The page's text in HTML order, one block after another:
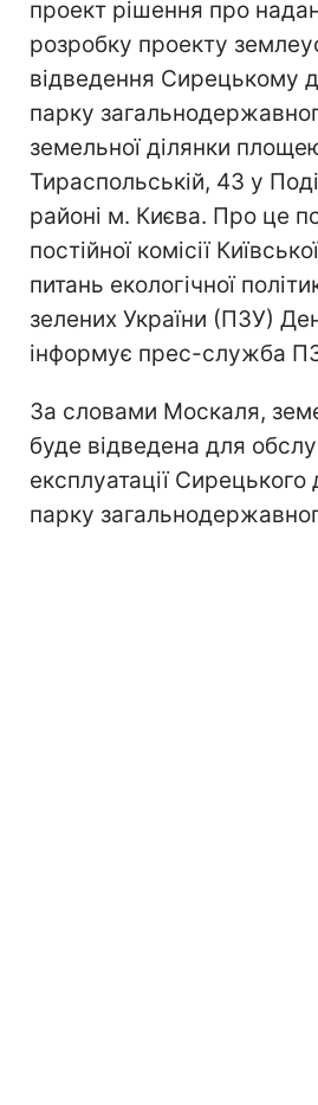
проект рішення про
розробку проекту
відведення Сирецькому
парку
земельної ділянки
Тираспольській, 43 у
районі м. Києва. Про це
постійної комісії
питань екологічної
зелених України (ПЗУ)
інформує прес-служба
За словами Москаля,
буде відведена для
експлуатації Сирецького
парку